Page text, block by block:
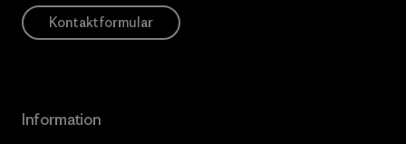
Kontaktformular
Information